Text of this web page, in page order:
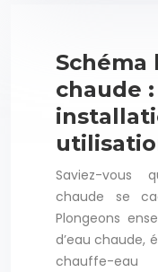
Schéma
chaude
Saviez-vous
chaude se
Plongeons
d’eau chaude,
chauffe-eau